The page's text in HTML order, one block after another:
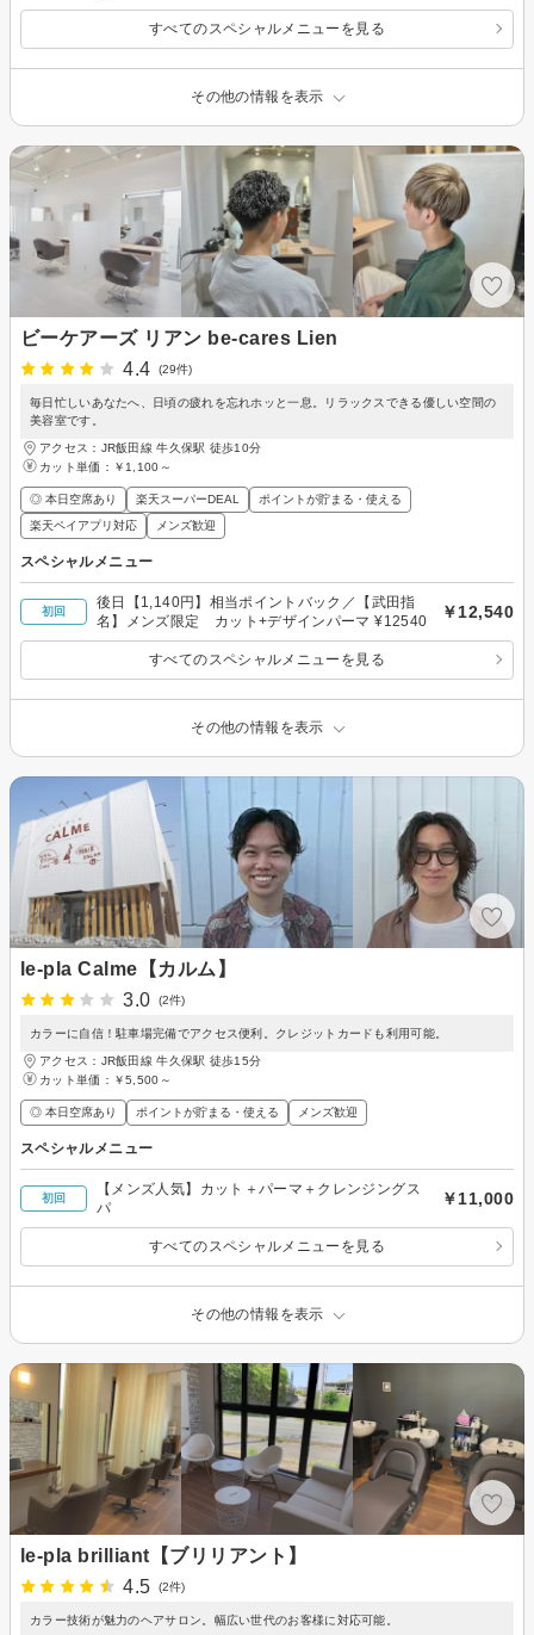
すべてのスペシャルメニューを見る
その他の情報を表示
ビーケアーズ リアン be-cares Lien
4.4
(29件)
毎日忙しいあなたへ、日頃の疲れを忘れホッと一息。リラックスできる優しい空間の
美容室です。
アクセス：JR飯田線 牛久保駅 徒歩10分
カット単価： ￥1,100～
◎ 本日空席あり 楽天スーパーDEAL
ポイントが貯まる・使える
楽天ペイアプリ対応
メンズ歓迎
スペシャルメニュー
初回
後日【1,140円】相当ポイントバック／【武田指
名】メンズ限定 カット+デザインパーマ ¥12540
￥12,540
すべてのスペシャルメニューを見る
その他の情報を表示
le-pla Calme【カルム】
3.0
(2件)
カラーに自信！駐車場完備でアクセス便利。クレジットカードも利用可能。
アクセス：JR飯田線 牛久保駅 徒歩15分
カット単価： ￥5,500～
◎ 本日空席あり ポイントが貯まる・使える メンズ歓迎
スペシャルメニュー
初回
【メンズ人気】カット＋パーマ＋クレンジングス
パ
￥11,000
すべてのスペシャルメニューを見る
その他の情報を表示
le-pla brilliant【ブリリアント】
4.5
(2件)
カラー技術が魅力のヘアサロン。幅広い世代のお客様に対応可能。